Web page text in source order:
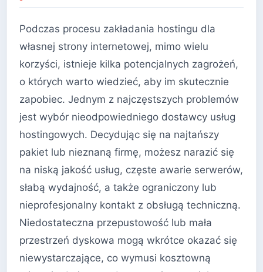
Podczas procesu zakładania hostingu dla
własnej strony internetowej, mimo wielu
korzyści, istnieje kilka potencjalnych zagrożeń,
o których warto wiedzieć, aby im skutecznie
zapobiec. Jednym z najczęstszych problemów
jest wybór nieodpowiedniego dostawcy usług
hostingowych. Decydując się na najtańszy
pakiet lub nieznaną firmę, możesz narazić się
na niską jakość usług, częste awarie serwerów,
słabą wydajność, a także ograniczony lub
nieprofesjonalny kontakt z obsługą techniczną.
Niedostateczna przepustowość lub mała
przestrzeń dyskowa mogą wkrótce okazać się
niewystarczające, co wymusi kosztowną